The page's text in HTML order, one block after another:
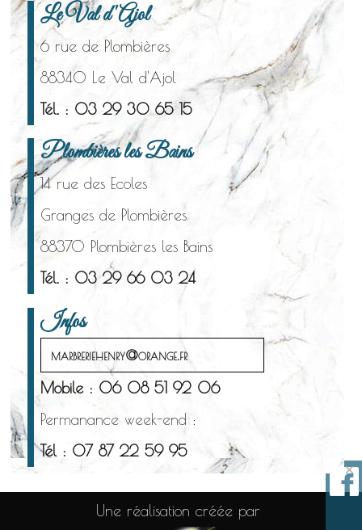
Le Val d'Ajol
6 rue de Plombières
88340 Le Val d'Ajol
Tél. : 03 29 30 65 15
Plombières les Bains
14 rue des Ecoles
Granges de Plombières
88370 Plombières les Bains
Tél. : 03 29 66 03 24
Infos
marbreriehenry@orange.fr
Mobile : 06 08 51 92 06
Permanance week-end :
Tél : 07 87 22 59 95
Une réalisation créée par
×